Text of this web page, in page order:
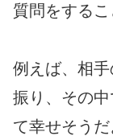
質問をするこ
例えば、相
振り、その
て幸せそうだ